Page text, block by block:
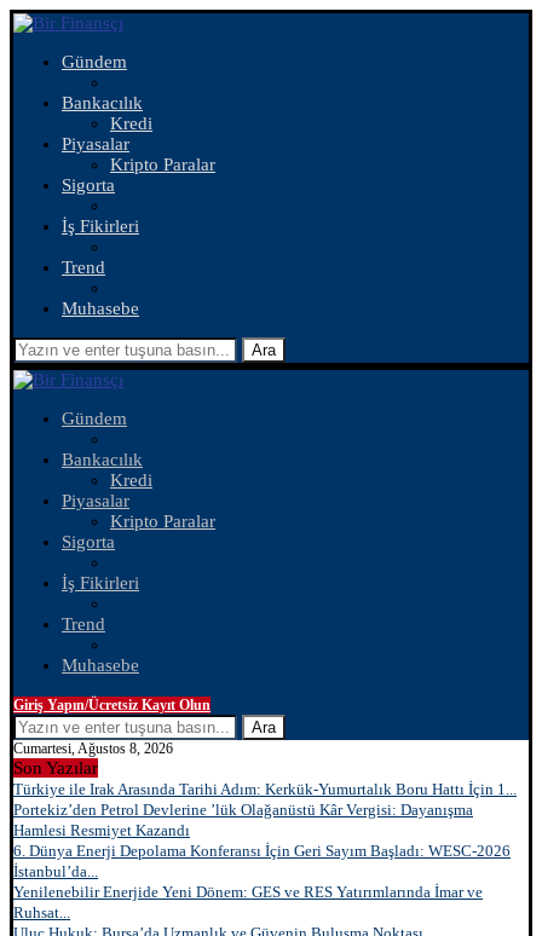
Gündem
Bankacılık
Kredi
Piyasalar
Kripto Paralar
Sigorta
İş Fikirleri
Trend
Muhasebe
Ara
Gündem
Bankacılık
Kredi
Piyasalar
Kripto Paralar
Sigorta
İş Fikirleri
Trend
Muhasebe
Giriş Yapın/Ücretsiz Kayıt Olun
Ara
Cumartesi, Ağustos 8, 2026
Son Yazılar
Türkiye ile Irak Arasında Tarihi Adım: Kerkük-Yumurtalık Boru Hattı İçin 1...
Portekiz’den Petrol Devlerine ’lük Olağanüstü Kâr Vergisi: Dayanışma
Hamlesi Resmiyet Kazandı
6. Dünya Enerji Depolama Konferansı İçin Geri Sayım Başladı: WESC-2026
İstanbul’da...
Yenilenebilir Enerjide Yeni Dönem: GES ve RES Yatırımlarında İmar ve
Ruhsat...